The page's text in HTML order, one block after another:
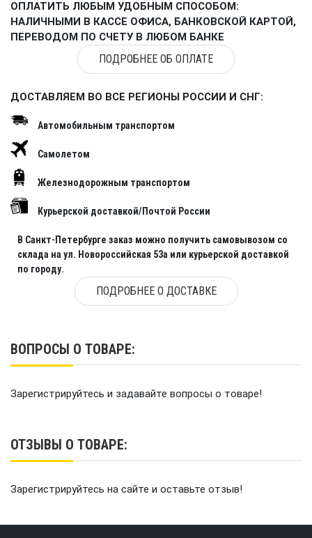
ОПЛАТИТЬ ЛЮБЫМ УДОБНЫМ СПОСОБОМ:
НАЛИЧНЫМИ В КАССЕ ОФИСА, БАНКОВСКОЙ КАРТОЙ,
ПЕРЕВОДОМ ПО СЧЕТУ В ЛЮБОМ БАНКЕ
ПОДРОБНЕЕ ОБ ОПЛАТЕ
ДОСТАВЛЯЕМ ВО ВСЕ РЕГИОНЫ РОССИИ И СНГ:
Автомобильным транспортом
Самолетом
Железнодорожным транспортом
Курьерской доставкой/Почтой России
В Санкт-Петербурге заказ можно получить самовывозом со
склада на ул. Новороссийская 53а или курьерской доставкой
по городу.
ПОДРОБНЕЕ О ДОСТАВКЕ
ВОПРОСЫ О ТОВАРЕ:
Зарегистрируйтесь и задавайте вопросы о товаре!
ОТЗЫВЫ О ТОВАРЕ:
Зарегистрируйтесь на сайте и оставьте отзыв!